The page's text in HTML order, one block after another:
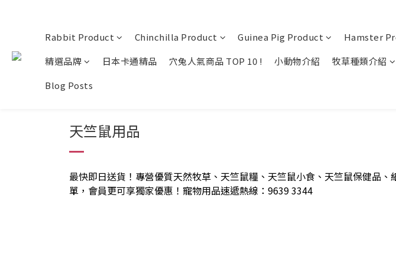
Rabbit Product Chinchilla Product Guinea Pig Product Hamster
精選品牌
日本卡通精品 穴兔人氣商品 TOP 10 ! 小動物介紹 牧草種類介紹
Blog Posts
天竺鼠用品
最快即日送貨！專營優質天然牧草、天竺鼠糧、天竺鼠小食、天竺鼠保健品
單，會員更可享獨家優惠！寵物用品速遞熱線：9639 3344